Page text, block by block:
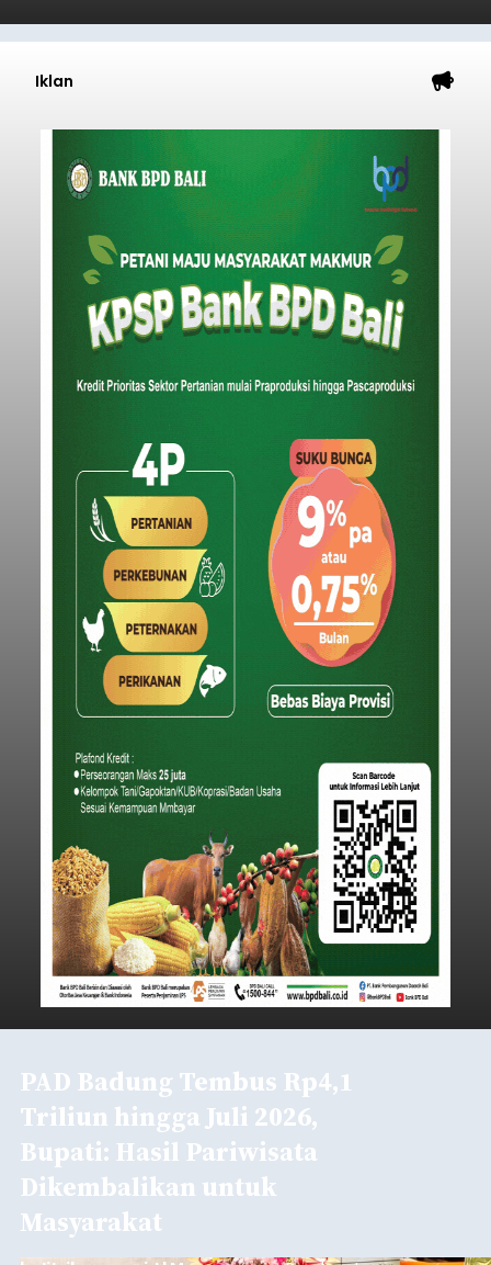
Sutjidra Temukan Jalan Desa
Rusak
balitribune.co.id I Singaraja - Blusukan Bupati
Buleleng Nyoman Sutjidra bersama Wakil Bupati
Gede Supriatna ke empat desa di Kecamatan
Gerokgak, Sabtu (8/8/2026), membuka sejumlah
persoalan yang masih dihadapi masyarakat. Dari
jalan desa yang rusak hingga potensi pertanian
yang belum optimal, semuanya menjadi
perhatian pemerintah daerah.
Buleleng
Submitted bycontributoronSun, 08/09/2026 - 18:16
Baca Selengkapnya
Sempat Terjadi Perseteruan
Terkait Pembangunan Pura
Kawitan, Pasemetonan
Tangkas Koriagung Akhirnya
Tempuh Upaya Damai
terjadi perseteruan terkait pembangunan di Pura
Kawitan, Pasemetonan Pangeran Tangkas
Koriagung akhirnya menempuh upaya damai,
pada Minggu (9/8/2026).
Upaya damai ditempuh setelah mediasi yang
alot sejak pukul 09.00 Wita hingga pukul 12.45
Wita di wantilan utama Pura Pasemetonan
Tangkas Koriagung,yang dilakukan para sesepuh
kedua belah pihak yang berseberangan.